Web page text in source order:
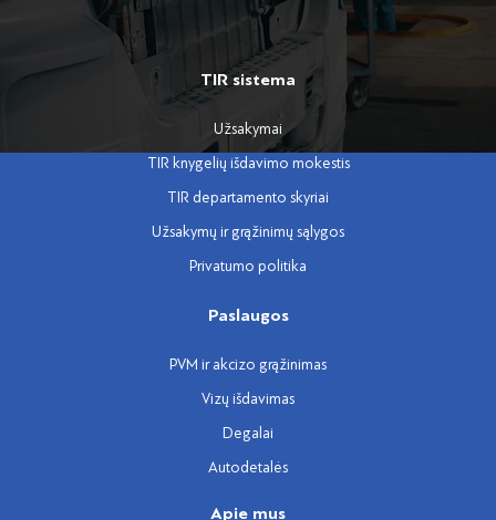
TIR sistema
Užsakymai
TIR knygelių išdavimo mokestis
TIR departamento skyriai
Užsakymų ir grąžinimų sąlygos
Privatumo politika
Paslaugos
PVM ir akcizo grąžinimas
Vizų išdavimas
Degalai
Autodetalės
Apie mus